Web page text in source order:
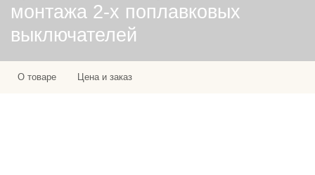
монтажа 2-х поплавковых
выключателей
О товаре Цена и заказ